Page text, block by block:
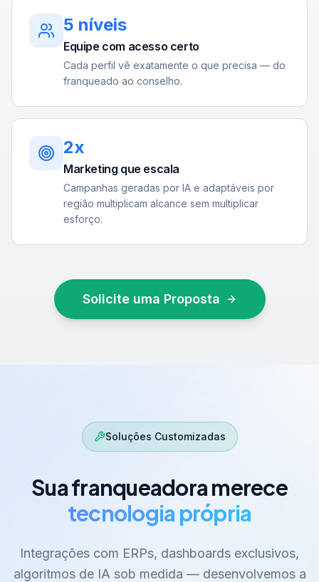
5 níveis
Equipe com acesso certo
Cada perfil vê exatamente o que precisa — do
franqueado ao conselho.
2x
Marketing que escala
Campanhas geradas por IA e adaptáveis por
região multiplicam alcance sem multiplicar
esforço.
Solicite uma Proposta
Soluções Customizadas
Sua franqueadora merece
tecnologia própria
Integrações com ERPs, dashboards exclusivos,
algoritmos de IA sob medida — desenvolvemos a